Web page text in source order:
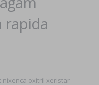
rapida
nixenca oxitril xeristar